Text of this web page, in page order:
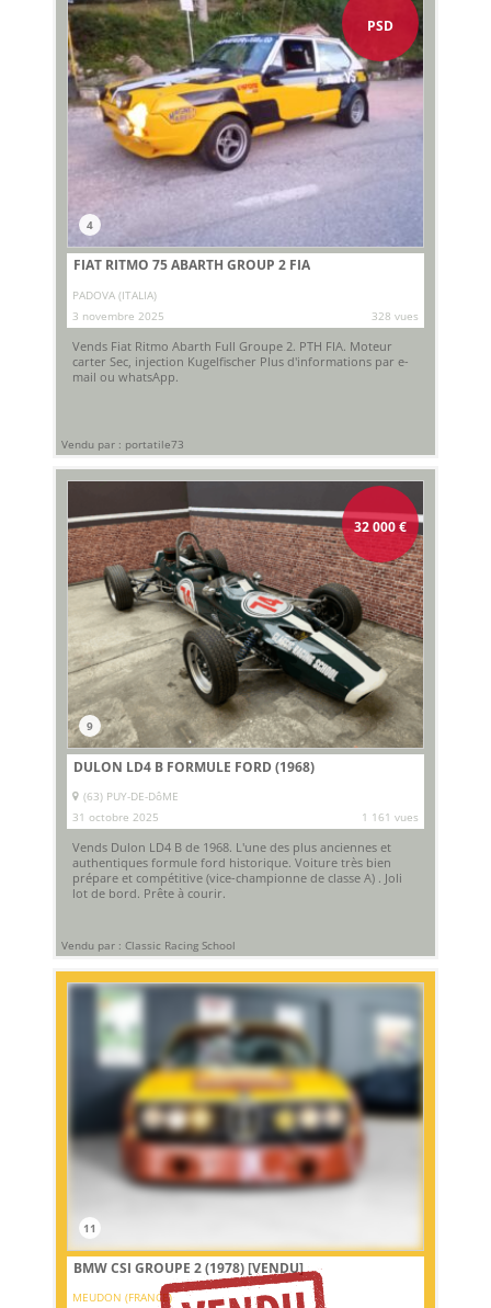
PSD
4
FIAT RITMO 75 ABARTH GROUP 2 FIA
PADOVA (ITALIA)
3 novembre 2025
328 vues
Vends Fiat Ritmo Abarth Full Groupe 2. PTH FIA. Moteur
carter Sec, injection Kugelfischer Plus d'informations par e-
mail ou whatsApp.
Vendu par : portatile73
32 000€
9
DULON LD4 B FORMULE FORD (1968)
(63) PUY-DE-DôME
31 octobre 2025
1 161 vues
Vends Dulon LD4 B de 1968. L'une des plus anciennes et
authentiques formule ford historique. Voiture très bien
prépare et compétitive (vice-championne de classe A) . Joli
lot de bord. Prête à courir.
Vendu par : Classic Racing School
11
BMW CSI GROUPE 2 (1978)[VENDU]
MEUDON (FRANCE)